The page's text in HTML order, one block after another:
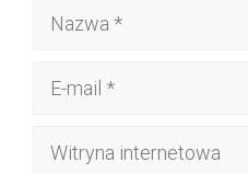
Nazwa
Witryna